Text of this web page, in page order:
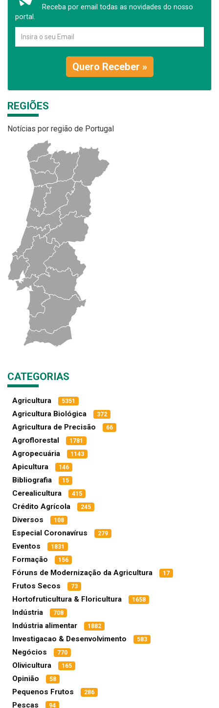
Receba por email todas as novidades do nosso
portal.
Quero Receber »
REGIÕES
Notícias por região de Portugal
CATEGORIAS
Agricultura 5351
Agricultura Biológica 372
Agricultura de Precisão 66
Agroflorestal 1781
Agropecuária 1143
Apicultura 146
Bibliografia 15
Cerealicultura 415
Crédito Agrícola 245
Diversos 108
Especial Coronavírus 279
Eventos 1831
Formação 156
Fóruns de Modernização da Agricultura 17
Frutos Secos 73
Hortofruticultura & Floricultura 1658
Indústria 708
Indústria alimentar 1882
Investigacao & Desenvolvimento 583
Negócios 770
Olivicultura 165
Opinião 58
Pequenos Frutos 286
Pescas 94